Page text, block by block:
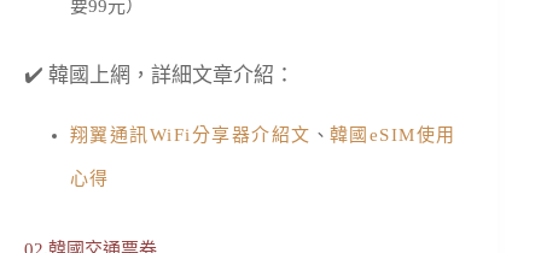
要99元）
✔️ 韓國上網，詳細文章介紹：
翔翼通訊WiFi分享器介紹文 、 韓國eSIM使用
心得